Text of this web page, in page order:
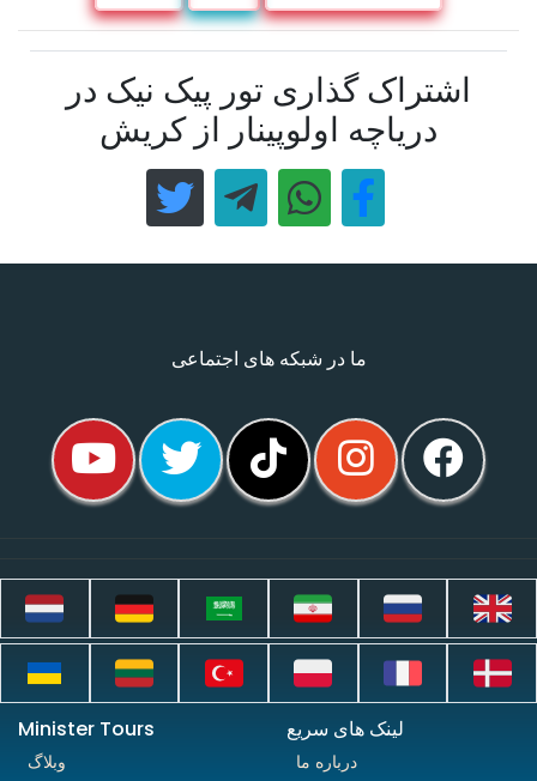
اشتراک گذاری تور پیک نیک در
دریاچه اولوپینار از کریش
ما در شبکه های اجتماعی
لینک های سریع
درباره ما
Minister Tours
وبلاگ